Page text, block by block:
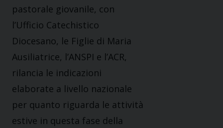
pastorale giovanile, con
l’Ufficio Catechistico
Diocesano, le Figlie di Maria
Ausiliatrice, l’ANSPI e l’ACR,
rilancia le indicazioni
elaborate a livello nazionale
per quanto riguarda le attività
estive in questa fase della